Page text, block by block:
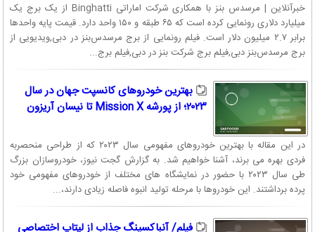
خبرآنلاین | مرسدس بنز با همکاری شرکت اماراتی Binghatti از یک برج یک
میلیارد دلاری رونمایی کرده است که ۶۵ طبقه و ۱۵۰ واحد دارد. قیمت پایه واحدها
برابر ۲.۷ میلیون دلار است. فیلم رونمایی از برج مرسدس‌بنز در دبی,ویدیویی از
برج مرسدس‌بنز دبی,فیلم برج شرکت بنز در دبی,فیلم برج...
بهترین خودروهای کانسپت جهان در سال
۲۰۲۳؛ از پورشه Mission X تا نیسان آریزون
در این مقاله با بهترین خودروهای مفهومی سال ۲۰۲۳ که از طراحی منحصربه
فردی بهره می برند، آشنا خواهیم شد. به گزارش گجت نیوز، خودروسازان بزرگ
طی سال ۲۰۲۳ با حضور در نمایشگاه های مختلف از خودروهای مفهومی خود
پرده برداشتند. این خودروها با مرحله تولید انبوه فاصله زیادی دارند،...
فیلم/ آنباکسینگ جذاب از لپتاپ اختصاصی